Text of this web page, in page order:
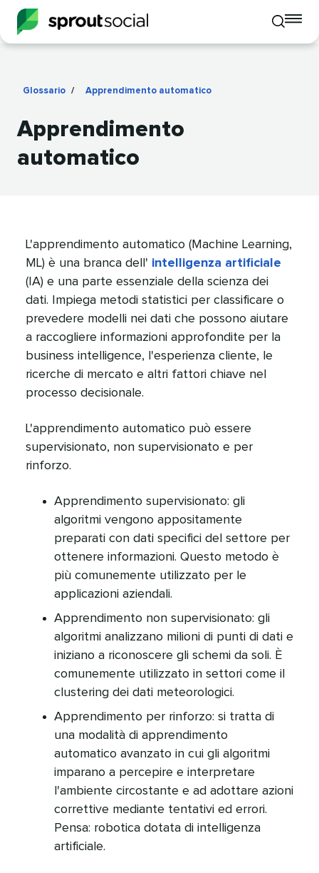
Toggle
mobile
Glossario / Apprendimento automatico
Apprendimento
automatico​​
L'apprendimento automatico (Machine Learning,
ML) è una branca dell' intelligenza artificiale
(IA) e una parte essenziale della scienza dei
dati. Impiega metodi statistici per classificare o
prevedere modelli nei dati che possono aiutare
a raccogliere informazioni approfondite per la
business intelligence, l'esperienza cliente, le
ricerche di mercato e altri fattori chiave nel
processo decisionale.​​
L'apprendimento automatico può essere
supervisionato, non supervisionato e per
rinforzo.​​
Apprendimento supervisionato: gli
algoritmi vengono appositamente
preparati con dati specifici del settore per
ottenere informazioni. Questo metodo è
più comunemente utilizzato per le
applicazioni aziendali.​​
Apprendimento non supervisionato: gli
algoritmi analizzano milioni di punti di dati e
iniziano a riconoscere gli schemi da soli. È
comunemente utilizzato in settori come il
clustering dei dati meteorologici.​​
Apprendimento per rinforzo: si tratta di
una modalità di apprendimento
automatico avanzato in cui gli algoritmi
imparano a percepire e interpretare
l'ambiente circostante e ad adottare azioni
correttive mediante tentativi ed errori.
Pensa: robotica dotata di intelligenza
artificiale.​​